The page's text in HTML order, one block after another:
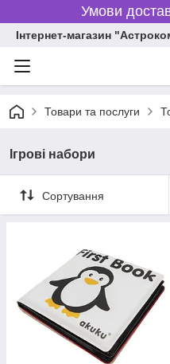
Умови
Інтернет-магазин
Товари та послуги
Ігрові набори
Сортування